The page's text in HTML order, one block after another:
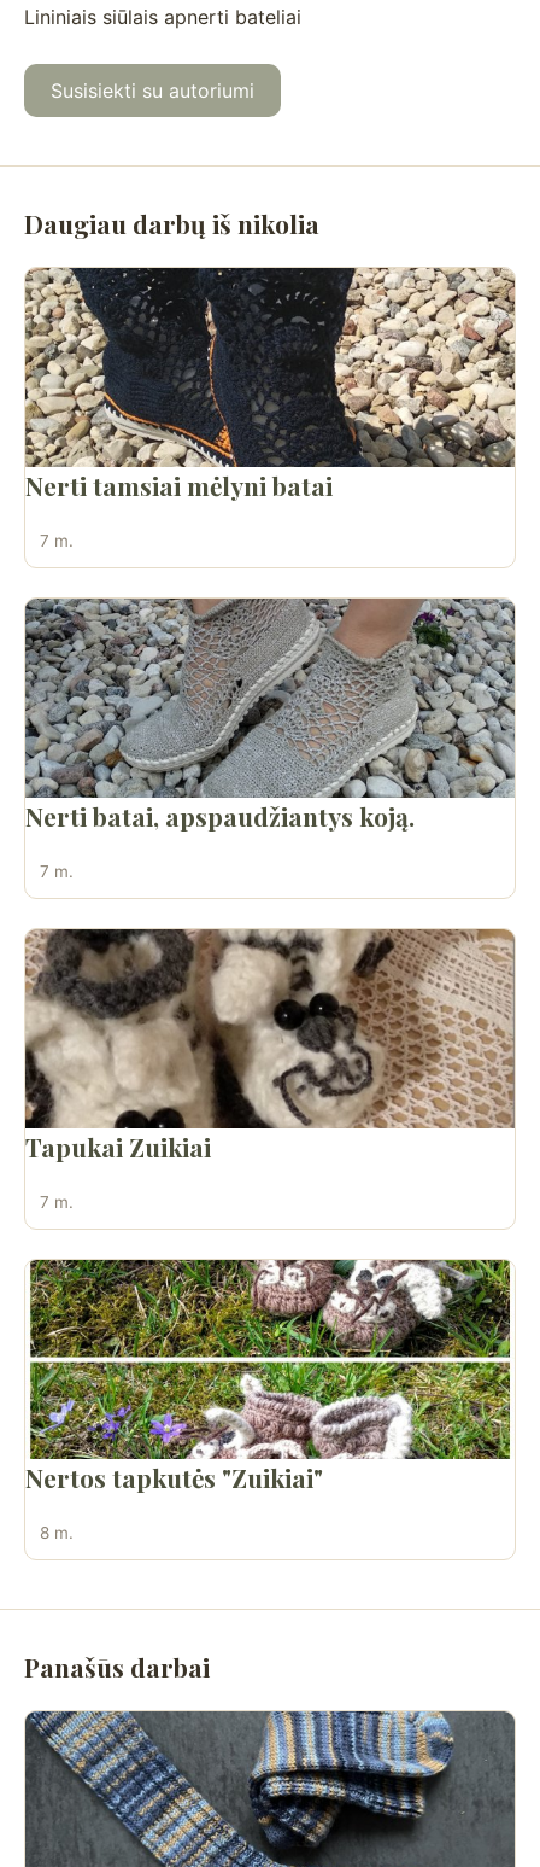
Lininiais siūlais apnerti bateliai
Susisiekti su autoriumi
Daugiau darbų iš nikolia
Nerti tamsiai mėlyni batai
7 m.
Nerti batai, apspaudžiantys koją.
7 m.
Tapukai Zuikiai
7 m.
Nertos tapkutės "Zuikiai"
8 m.
Panašūs darbai